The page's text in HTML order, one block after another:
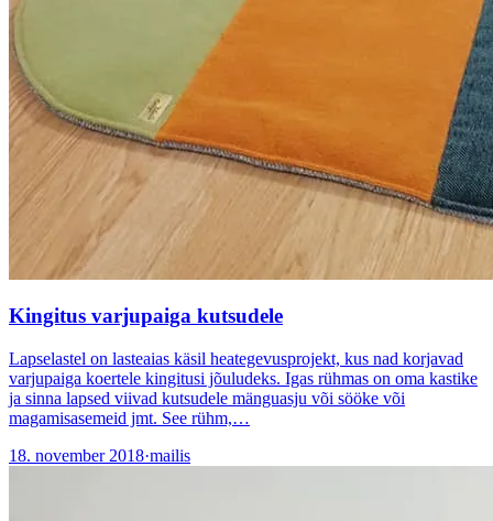
Kingitus varjupaiga kutsudele
Lapselastel on lasteaias käsil heategevusprojekt, kus nad korjavad
varjupaiga koertele kingitusi jõuludeks. Igas rühmas on oma kastike
ja sinna lapsed viivad kutsudele mänguasju või sööke või
magamisasemeid jmt. See rühm,…
18. november 2018·mailis